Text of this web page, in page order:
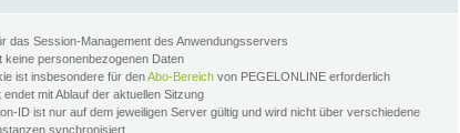
das Session-Management des Anwendungsservers
keine personenbezogenen Daten
ist insbesondere für denAbo-Bereich von PEGELONLINE erforderlich
endet mit Ablauf der aktuellen Sitzung
ID ist nur auf dem jeweiligen Server gültig und wird nicht über verschiedene
synchronisiert